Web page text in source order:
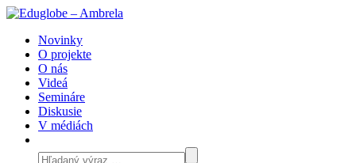
Novinky
O projekte
O nás
Videá
Semináre
Diskusie
V médiách